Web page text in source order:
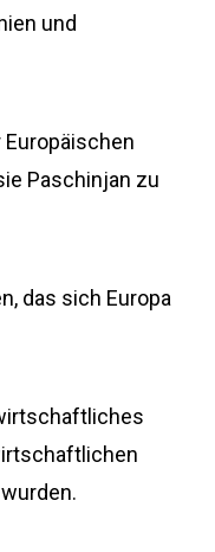
und
Paschinjan zu
das sich Europa